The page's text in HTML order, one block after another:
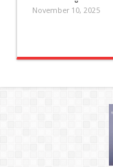
November 10, 2025